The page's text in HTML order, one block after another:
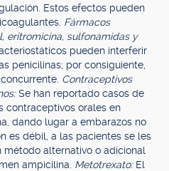
Estos efectos pueden
Fármacos
eritromicina, sulfonamidas y
pueden interferir
penicilinas; por consiguiente,
Contraceptivos
Se han reportado casos de
contraceptivos orales en
dando lugar a embarazos no
es débil, a las pacientes se les
alternativo o adicional
ampicilina. Metotrexato: El